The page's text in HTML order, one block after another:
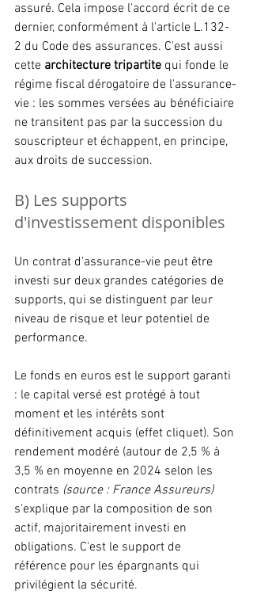
assuré. Cela impose l'accord écrit de ce
dernier, conformément à l'article L.132-
2 du Code des assurances. C'est aussi
cette architecture tripartite qui fonde le
régime fiscal dérogatoire de l'assurance-
vie : les sommes versées au bénéficiaire
ne transitent pas par la succession du
souscripteur et échappent, en principe,
aux droits de succession.
B) Les supports
d'investissement disponibles
Un contrat d'assurance-vie peut être
investi sur deux grandes catégories de
supports, qui se distinguent par leur
niveau de risque et leur potentiel de
performance.
Le fonds en euros est le support garanti
: le capital versé est protégé à tout
moment et les intérêts sont
définitivement acquis (effet cliquet). Son
rendement modéré (autour de 2,5 % à
3,5 % en moyenne en 2024 selon les
contrats (source : France Assureurs)
s'explique par la composition de son
actif, majoritairement investi en
obligations. C'est le support de
référence pour les épargnants qui
privilégient la sécurité.